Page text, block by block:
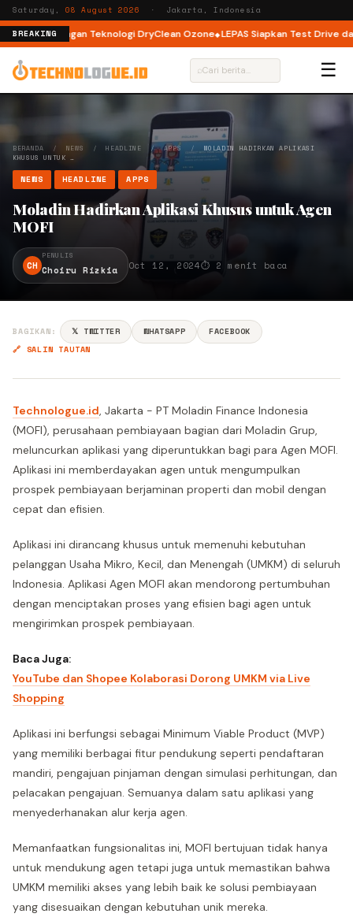
Saturday,08 August 2026 · Jakarta, Indonesia
BREAKING
Load dengan Teknologi DryClean Ozone LEPAS Siapkan Test Drive dan
⌕ ☰
BERANDA / NEWS /HEADLINE /APPS / MOLADIN HADIRKAN APLIKASI
KHUSUS UNTUK …
NEWS HEADLINE APPS
Moladin Hadirkan Aplikasi Khusus untuk Agen
MOFI
CH
PENULIS
Choiru Rizkia Oct 12, 2024⏱ 2 menit baca
BAGIKAN: 𝕏 TWITTER WHATSAPP
FACEBOOK
🔗 SALIN TAUTAN
Technologue.id, Jakarta - PT Moladin Finance Indonesia
(MOFI), perusahaan pembiayaan bagian dari Moladin Grup,
meluncurkan aplikasi yang diperuntukkan bagi para Agen MOFI.
Aplikasi ini memberdayakan agen untuk mengumpulkan
prospek pembiayaan berjaminan properti dan mobil dengan
cepat dan efisien.
Aplikasi ini dirancang khusus untuk memenuhi kebutuhan
pelanggan Usaha Mikro, Kecil, dan Menengah (UMKM) di seluruh
Indonesia. Aplikasi Agen MOFI akan mendorong pertumbuhan
dengan menciptakan proses yang efisien bagi agen untuk
mengirimkan prospek pembiayaan.
Baca Juga:
YouTube dan Shopee Kolaborasi Dorong UMKM via Live
Shopping
Aplikasi ini berfungsi sebagai Minimum Viable Product (MVP)
yang memiliki berbagai fitur pendukung seperti pendaftaran
mandiri, pengajuan pinjaman dengan simulasi perhitungan, dan
pelacakan pengajuan. Semuanya dalam satu aplikasi yang
menyederhanakan alur kerja agen.
Memanfaatkan fungsionalitas ini, MOFI bertujuan tidak hanya
untuk mendukung agen tetapi juga untuk memastikan bahwa
UMKM memiliki akses yang lebih baik ke solusi pembiayaan
yang disesuaikan dengan kebutuhan unik mereka.